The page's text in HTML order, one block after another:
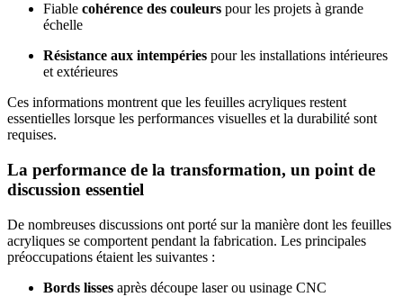
Fiable cohérence des couleurs pour les projets à grande
échelle
Résistance aux intempéries pour les installations intérieures
et extérieures
Ces informations montrent que les feuilles acryliques restent
essentielles lorsque les performances visuelles et la durabilité sont
requises.
La performance de la transformation, un point de
discussion essentiel
De nombreuses discussions ont porté sur la manière dont les feuilles
acryliques se comportent pendant la fabrication. Les principales
préoccupations étaient les suivantes :
Bords lisses après découpe laser ou usinage CNC